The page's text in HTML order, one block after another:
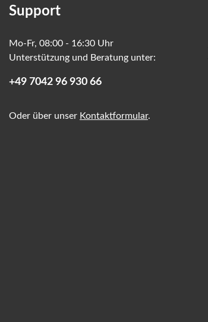
Support
Mo-Fr, 08:00 - 16:30 Uhr
Unterstützung und Beratung unter:
+49 7042 96 930 66
Oder über unser Kontaktformular.